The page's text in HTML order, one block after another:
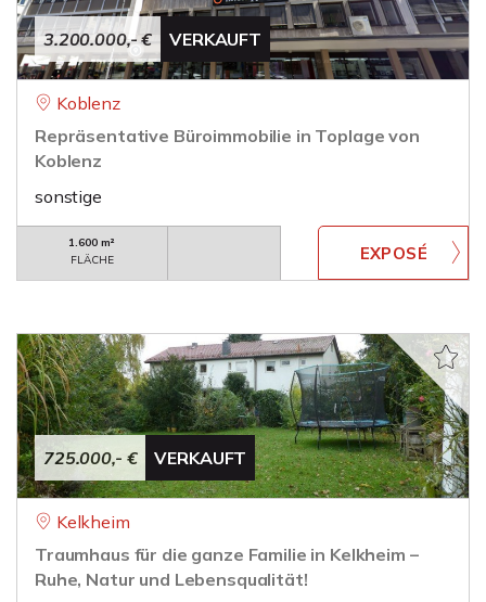
3.200.000,- € VERKAUFT
Koblenz
Repräsentative Büroimmobilie in Toplage von
Koblenz
sonstige
1.600 m²
FLÄCHE
725.000,- € VERKAUFT
Kelkheim
Traumhaus für die ganze Familie in Kelkheim –
Ruhe, Natur und Lebensqualität!